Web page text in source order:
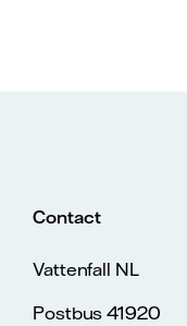
Contact
Vattenfall NL
Postbus 41920